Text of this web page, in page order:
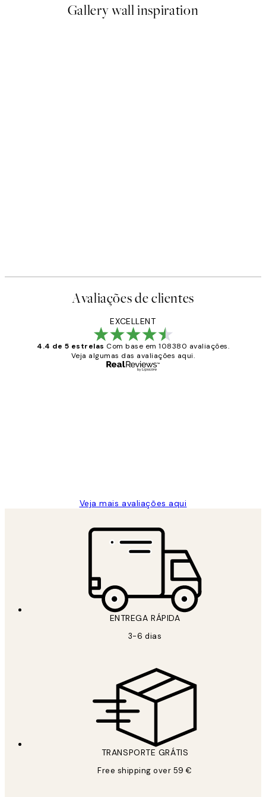
Gallery wall inspiration
Avaliações de clientes
EXCELLENT
4.4 de 5 estrelas Com base em 108380 avaliações.
Veja algumas das avaliações aqui.
Veja mais avaliações aqui
ENTREGA RÁPIDA
3-6 dias
TRANSPORTE GRÁTIS
Free shipping over 59 €